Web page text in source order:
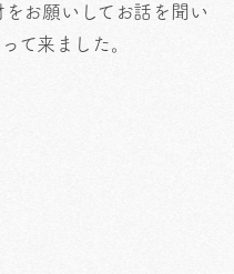
お願いしてお話を聞い
て来ました。